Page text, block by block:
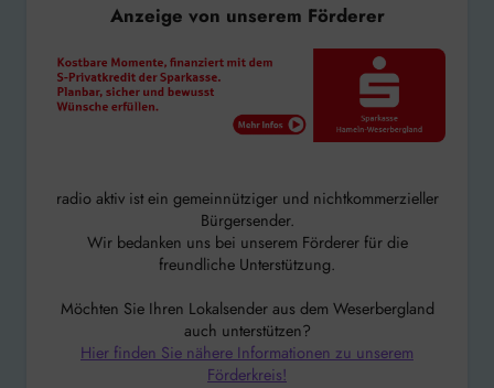
Anzeige von unserem Förderer
radio aktiv ist ein gemeinnütziger und nichtkommerzieller
Bürgersender.
Wir bedanken uns bei unserem Förderer für die
freundliche Unterstützung.
Möchten Sie Ihren Lokalsender aus dem Weserbergland
auch unterstützen?
Hier finden Sie nähere Informationen zu unserem
Förderkreis!